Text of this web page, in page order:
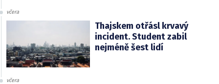
včera
Thajskem otřásl krvavý
incident. Student zabil
nejméně šest lidí
včera